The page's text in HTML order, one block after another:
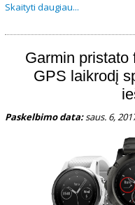
Skaityti daugiau...
Garmin pristato
GPS laikrodį
Paskelbimo data:saus. 6,